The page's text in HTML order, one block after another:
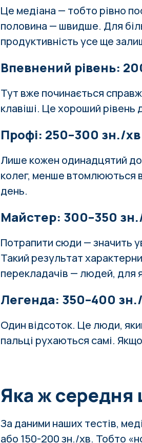
Це медіана — тобто рівно
половина — швидше. Для
продуктивність усе ще
Впевнений рівень:
Тут вже починається
клавіші. Це хороший рівень
Профі: 250–300 зн./хв
Лише кожен одинадцятий
колег, менше втомлюються
день.
Майстер: 300–350
Потрапити сюди — значить
Такий результат
перекладачів — людей, для
Легенда: 350–400 зн./
Один відсоток. Це люди,
пальці рухаються самі.
Яка ж середня
За даними наших тестів,
або 150-200 зн./хв. Тобто